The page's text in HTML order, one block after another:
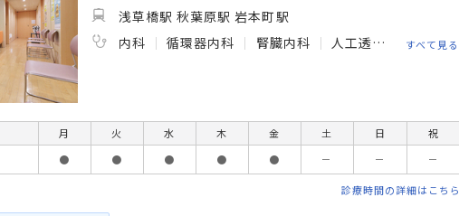
浅草橋駅 秋葉原駅 岩本町駅
内科
循環器内科 腎臓内科 人工透析内科 すべて見る
月 火 水 木 金 土 日
祝
● ● ● ● ● － － －
診療時間の詳細はこちら